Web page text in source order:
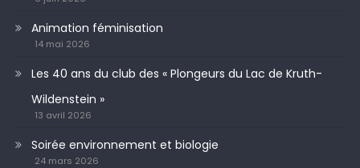
Animation féminisation
14 mai 2026
Les 40 ans du club des « Plongeurs du Lac de Kruth-
Wildenstein »
13 avril 2026
Soirée environnement et biologie
24 mars 2026